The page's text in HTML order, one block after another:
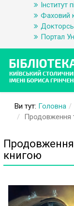
Інститут
Фаховий
Портал
Ви тут: Головна
Продовження
Продовження
книгою